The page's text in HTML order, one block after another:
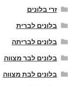
זרי בלונים
בלונים לברית
בלונים לבריתה
בלונים לבר מצווה
בלונים לבת מצווה